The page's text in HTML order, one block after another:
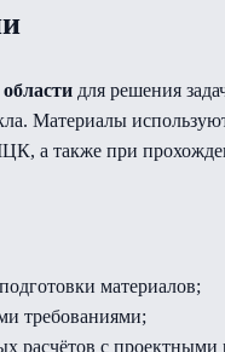
для решения
Материалы
а также при
материалов;
требованиями;
расчётов с